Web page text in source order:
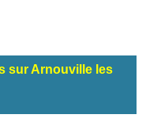
sur Arnouville les